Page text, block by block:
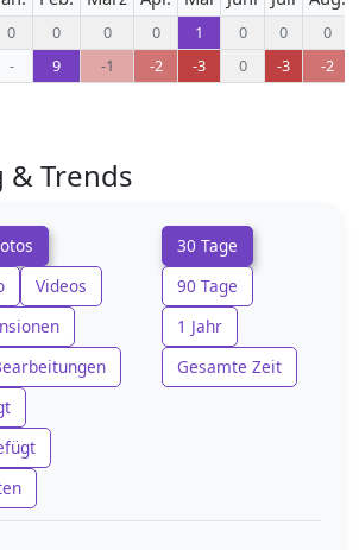
0 0 0 0 1 0 0
0
- 9 -1 -2 -3 0 -3 -2
& Trends
Videos
30 Tage
90 Tage
1 Jahr
Gesamte Zeit